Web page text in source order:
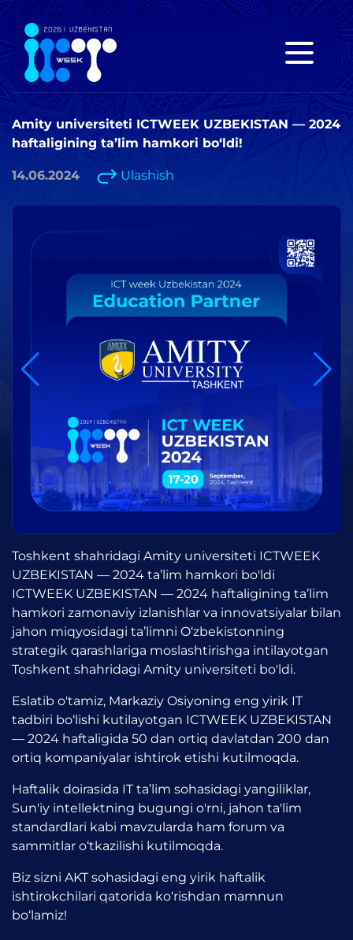
Amity universiteti ICTWEEK UZBEKISTAN — 2024
haftaligining ta’lim hamkori bo‘ldi!
14.06.2024 Ulashish
Toshkent shahridagi Amity universiteti ICTWEEK
UZBEKISTAN — 2024 ta’lim hamkori bo'ldi
ICTWEEK UZBEKISTAN — 2024 haftaligining ta’lim
hamkori zamonaviy izlanishlar va innovatsiyalar bilan
jahon miqyosidagi ta’limni O‘zbekistonning
strategik qarashlariga moslashtirishga intilayotgan
Toshkent shahridagi Amity universiteti bo'ldi.
Eslatib o'tamiz, Markaziy Osiyoning eng yirik IT
tadbiri bo‘lishi kutilayotgan ICTWEEK UZBEKISTAN
— 2024 haftaligida 50 dan ortiq davlatdan 200 dan
ortiq kompaniyalar ishtirok etishi kutilmoqda.
Haftalik doirasida IT ta’lim sohasidagi yangiliklar,
Sun'iy intellektning bugungi o'rni, jahon ta'lim
standardlari kabi mavzularda ham forum va
sammitlar o‘tkazilishi kutilmoqda.
Biz sizni AKT sohasidagi eng yirik haftalik
ishtirokchilari qatorida ko‘rishdan mamnun
bo‘lamiz!